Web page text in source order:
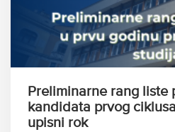
Preliminarne rang liste
kandidata prvog
upisni rok